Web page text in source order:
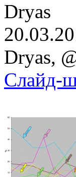
Dryas
Dryas,
Слайд-